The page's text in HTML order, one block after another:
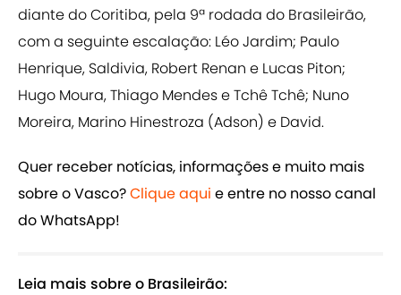
diante do Coritiba, pela 9ª rodada do Brasileirão,
com a seguinte escalação: Léo Jardim; Paulo
Henrique, Saldivia, Robert Renan e Lucas Piton;
Hugo Moura, Thiago Mendes e Tchê Tchê; Nuno
Moreira, Marino Hinestroza (Adson) e David.
Quer receber notícias, informações e muito mais
sobre o Vasco?Clique aqui e entre no nosso canal
do WhatsApp!
Leia mais sobre o Brasileirão: